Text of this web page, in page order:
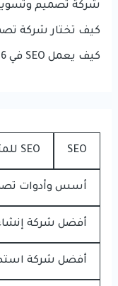
شركة تصميم
كيف تختار شركة
كيف يعمل SEO في 2026 مع الذكاء الاصطناعي
SEO SEO للمتاجر
أسس وأدوات
أفضل شركة إنشاء
أفضل شركة